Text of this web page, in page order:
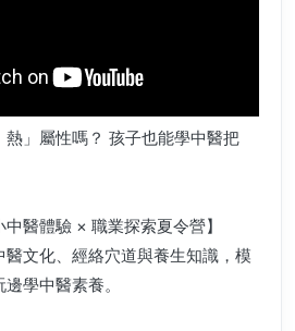
」屬性嗎？ 孩子也能學中醫把
中醫體驗 × 職業探索夏令營】
文化、經絡穴道與養生知識，模
學中醫素養。